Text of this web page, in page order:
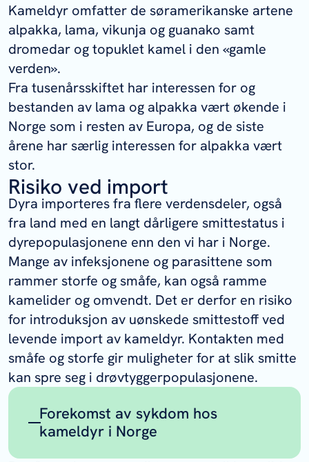
Kameldyr omfatter de søramerikanske artene
alpakka, lama, vikunja og guanako samt
dromedar og topuklet kamel i den «gamle
verden».
Fra tusenårsskiftet har interessen for og
bestanden av lama og alpakka vært økende i
Norge som i resten av Europa, og de siste
årene har særlig interessen for alpakka vært
stor.
Risiko ved import
Dyra importeres fra flere verdensdeler, også
fra land med en langt dårligere smittestatus i
dyrepopulasjonene enn den vi har i Norge.
Mange av infeksjonene og parasittene som
rammer storfe og småfe, kan også ramme
kamelider og omvendt. Det er derfor en risiko
for introduksjon av uønskede smittestoff ved
levende import av kameldyr. Kontakten med
småfe og storfe gir muligheter for at slik smitte
kan spre seg i drøvtyggerpopulasjonene.
Forekomst av sykdom hos
kameldyr i Norge